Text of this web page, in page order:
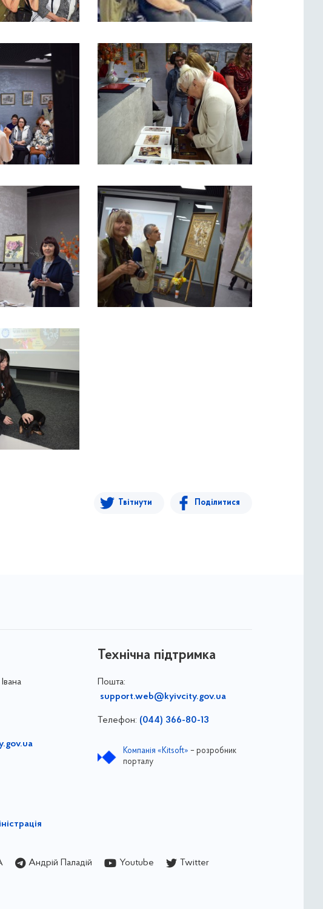
Твітнути Поділитися
Технічна підтримка
Пошта:
support.web@kyivcity.gov.ua
Телефон: (044) 366-80-13
Компанія «Kitsoft» – розробник
порталу
Андрій Паладій Youtube
Twitter